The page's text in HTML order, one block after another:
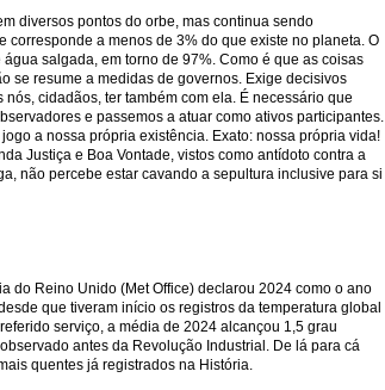
diversos pontos do orbe, mas continua sendo
corresponde a menos de 3% do que existe no planeta. O
salgada, em torno de 97%. Como é que as coisas
se resume a medidas de governos. Exige decisivos
cidadãos, ter também com ela. É necessário que
e passemos a atuar como ativos participantes.
a nossa própria existência. Exato: nossa própria vida!
Justiça e Boa Vontade, vistos como antídoto contra a
não percebe estar cavando a sepultura inclusive para si
do Reino Unido (Met Office) declarou 2024 como o ano
que tiveram início os registros da temperatura global
serviço, a média de 2024 alcançou 1,5 grau
antes da Revolução Industrial. De lá para cá
quentes já registrados na História.